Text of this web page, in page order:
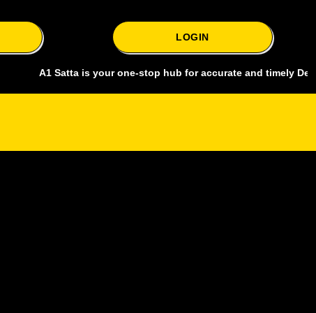
LOGIN
A1 Satta is your one-stop hub for accurate and timely Delhi